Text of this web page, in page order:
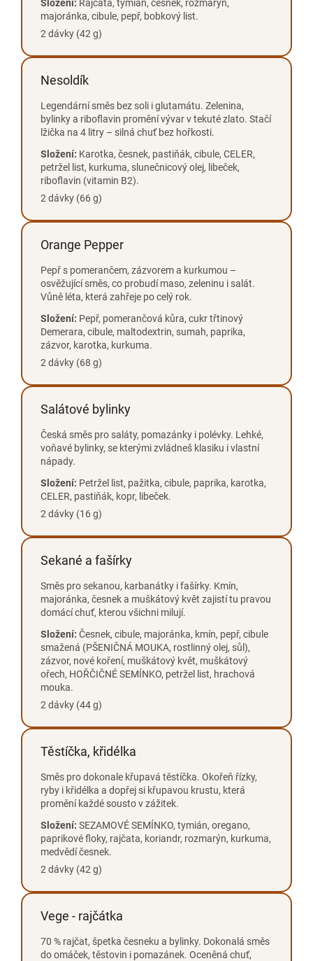
Složení: Rajčata, tymián, česnek, rozmarýn,
majoránka, cibule, pepř, bobkový list.
2 dávky (42 g)
Nesoldík
Legendární směs bez soli i glutamátu. Zelenina,
bylinky a riboflavin promění vývar v tekuté zlato. Stačí
lžička na 4 litry – silná chuť bez hořkosti.
Složení: Karotka, česnek, pastiňák, cibule, CELER,
petržel list, kurkuma, slunečnicový olej, libeček,
riboflavin (vitamin B2).
2 dávky (66 g)
Orange Pepper
Pepř s pomerančem, zázvorem a kurkumou –
osvěžující směs, co probudí maso, zeleninu i salát.
Vůně léta, která zahřeje po celý rok.
Složení: Pepř, pomerančová kůra, cukr třtinový
Demerara, cibule, maltodextrin, sumah, paprika,
zázvor, karotka, kurkuma.
2 dávky (68 g)
Salátové bylinky
Česká směs pro saláty, pomazánky i polévky. Lehké,
voňavé bylinky, se kterými zvládneš klasiku i vlastní
nápady.
Složení: Petržel list, pažitka, cibule, paprika, karotka,
CELER, pastiňák, kopr, libeček.
2 dávky (16 g)
Sekané a fašírky
Směs pro sekanou, karbanátky i fašírky. Kmín,
majoránka, česnek a muškátový květ zajistí tu pravou
domácí chuť, kterou všichni milují.
Složení: Česnek, cibule, majoránka, kmín, pepř, cibule
smažená (PŠENIČNÁ MOUKA, rostlinný olej, sůl),
zázvor, nové koření, muškátový květ, muškátový
ořech, HOŘČIČNÉ SEMÍNKO, petržel list, hrachová
mouka.
2 dávky (44 g)
Těstíčka, křidélka
Směs pro dokonale křupavá těstíčka. Okořeň řízky,
ryby i křidélka a dopřej si křupavou krustu, která
promění každé sousto v zážitek.
Složení: SEZAMOVÉ SEMÍNKO, tymián, oregano,
paprikové floky, rajčata, koriandr, rozmarýn, kurkuma,
medvědí česnek.
2 dávky (42 g)
Vege - rajčátka
70 % rajčat, špetka česneku a bylinky. Dokonalá směs
do omáček, těstovin i pomazánek. Oceněná chuť,